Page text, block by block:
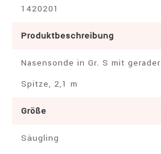
1420201
Produktbeschreibung
Nasensonde in Gr. S mit gerader
Spitze, 2,1 m
Größe
Säugling